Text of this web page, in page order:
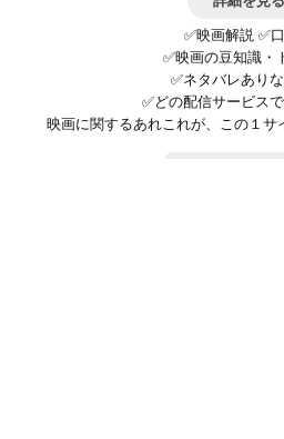
✅映画解説 ✅
✅映画の豆知識・
✅ネタバレあり
✅どの配信サービス
映画に関するあれこれが、この１サ